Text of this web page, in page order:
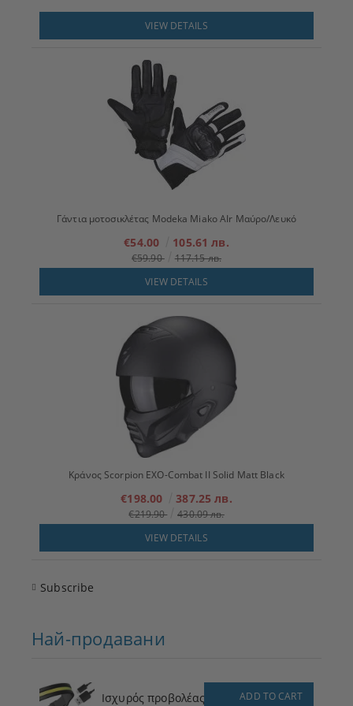
VIEW DETAILS
Γάντια μοτοσικλέτας Modeka Miako AIr Μαύρο/Λευκό
€54.00 105.61 лв.
€59.90
117.15 лв.
VIEW DETAILS
Κράνος Scorpion EXO-Combat II Solid Matt Black
€198.00 387.25 лв.
€219.90
430.09 лв.
VIEW DETAILS
Subscribe
Най-продавани
Ισχυρός προβολέας
ADD TO CART